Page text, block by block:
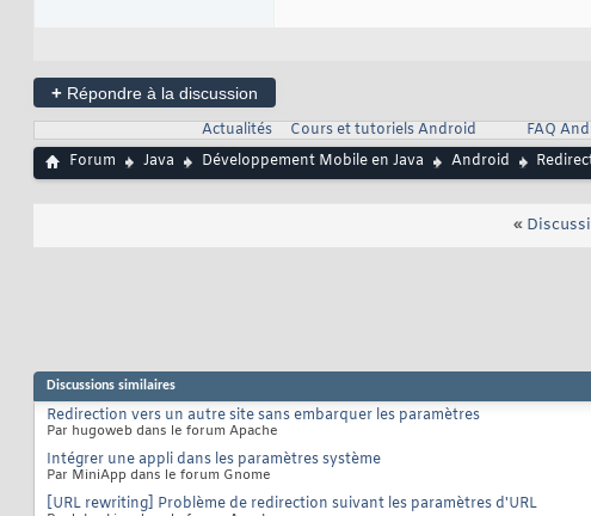
+ Répondre à la discussion
Actualités
Cours et tutoriels Android FAQ
Forum
Java Développement Mobile en Java Android
«
Discussions similaires
Redirection vers un autre site sans embarquer les paramètres
Par hugoweb dans le forum Apache
Intégrer une appli dans les paramètres système
Par MiniApp dans le forum Gnome
[URL rewriting] Problème de redirection suivant les paramètres d'URL